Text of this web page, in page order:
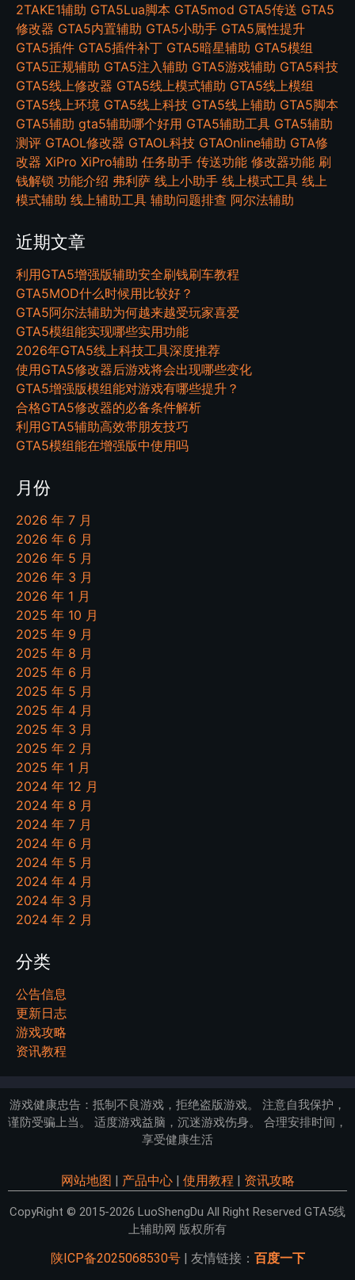
2TAKE1辅助 GTA5Lua脚本 GTA5mod GTA5传送 GTA5
修改器 GTA5内置辅助 GTA5小助手 GTA5属性提升
GTA5插件 GTA5插件补丁 GTA5暗星辅助 GTA5模组
GTA5正规辅助 GTA5注入辅助 GTA5游戏辅助 GTA5科技
GTA5线上修改器 GTA5线上模式辅助 GTA5线上模组
GTA5线上环境 GTA5线上科技 GTA5线上辅助 GTA5脚本
GTA5辅助 gta5辅助哪个好用 GTA5辅助工具 GTA5辅助
测评 GTAOL修改器 GTAOL科技 GTAOnline辅助 GTA修
改器 XiPro XiPro辅助 任务助手 传送功能 修改器功能 刷
钱解锁 功能介绍 弗利萨 线上小助手 线上模式工具 线上
模式辅助 线上辅助工具 辅助问题排查 阿尔法辅助
近期文章
利用GTA5增强版辅助安全刷钱刷车教程
GTA5MOD什么时候用比较好？
GTA5阿尔法辅助为何越来越受玩家喜爱
GTA5模组能实现哪些实用功能
2026年GTA5线上科技工具深度推荐
使用GTA5修改器后游戏将会出现哪些变化
GTA5增强版模组能对游戏有哪些提升？
合格GTA5修改器的必备条件解析
利用GTA5辅助高效带朋友技巧
GTA5模组能在增强版中使用吗
月份
2026 年 7 月
2026 年 6 月
2026 年 5 月
2026 年 3 月
2026 年 1 月
2025 年 10 月
2025 年 9 月
2025 年 8 月
2025 年 6 月
2025 年 5 月
2025 年 4 月
2025 年 3 月
2025 年 2 月
2025 年 1 月
2024 年 12 月
2024 年 8 月
2024 年 7 月
2024 年 6 月
2024 年 5 月
2024 年 4 月
2024 年 3 月
2024 年 2 月
分类
公告信息
更新日志
游戏攻略
资讯教程
游戏健康忠告：抵制不良游戏，拒绝盗版游戏。 注意自我保护，
谨防受骗上当。 适度游戏益脑，沉迷游戏伤身。 合理安排时间，
享受健康生活
网站地图 | 产品中心| 使用教程 | 资讯攻略
CopyRight © 2015-2026 LuoShengDu All Right Reserved GTA5线
上辅助网 版权所有
陕ICP备2025068530号| 友情链接： 百度一下